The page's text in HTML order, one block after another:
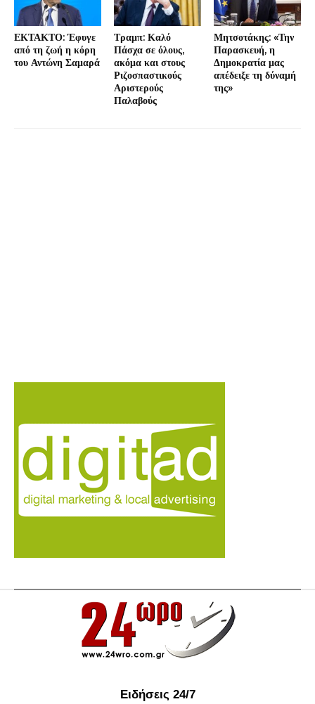
ΕΚΤΑΚΤΟ: Έφυγε
από τη ζωή η κόρη
του Αντώνη Σαμαρά
Τραμπ: Καλό
Πάσχα σε όλους,
ακόμα και στους
Ριζοσπαστικούς
Αριστερούς
Παλαβούς
Μητσοτάκης: «Την
Παρασκευή, η
Δημοκρατία μας
απέδειξε τη δύναμή
της»
Ειδήσεις 24/7